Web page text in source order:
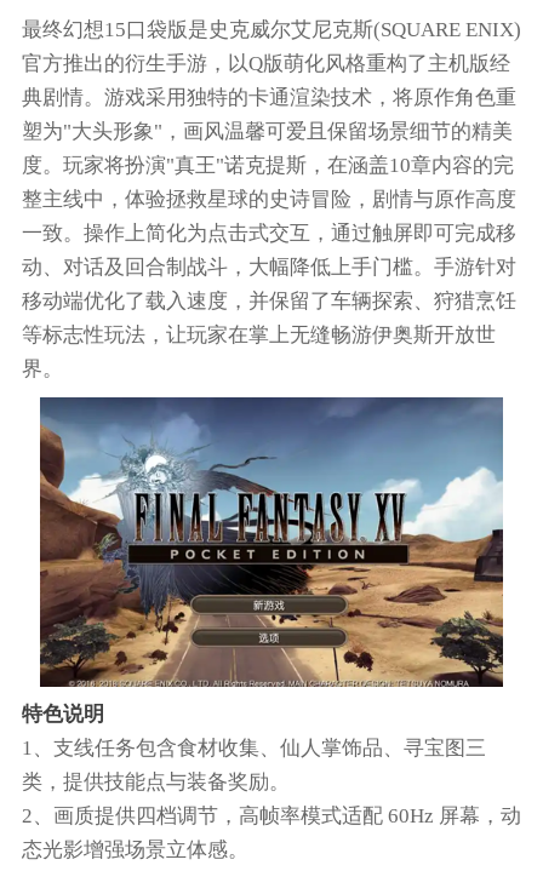
最终幻想15口袋版是史克威尔艾尼克斯(SQUARE ENIX)
官方推出的衍生手游，以Q版萌化风格重构了主机版经
典剧情。游戏采用独特的卡通渲染技术，将原作角色重
塑为"大头形象"，画风温馨可爱且保留场景细节的精美
度。玩家将扮演"真王"诺克提斯，在涵盖10章内容的完
整主线中，体验拯救星球的史诗冒险，剧情与原作高度
一致。操作上简化为点击式交互，通过触屏即可完成移
动、对话及回合制战斗，大幅降低上手门槛。手游针对
移动端优化了载入速度，并保留了车辆探索、狩猎烹饪
等标志性玩法，让玩家在掌上无缝畅游伊奥斯开放世
界。
特色说明
1、支线任务包含食材收集、仙人掌饰品、寻宝图三
类，提供技能点与装备奖励。
2、画质提供四档调节，高帧率模式适配 60Hz 屏幕，动
态光影增强场景立体感。